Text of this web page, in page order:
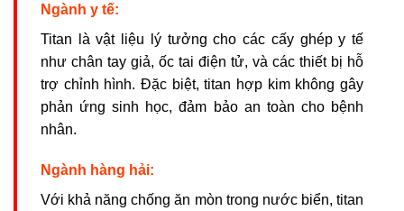
Ngành y tế:
Titan là vật liệu lý tưởng cho các cấy ghép y tế
như chân tay giả, ốc tai điện tử, và các thiết bị hỗ
trợ chỉnh hình. Đặc biệt, titan hợp kim không gây
phản ứng sinh học, đảm bảo an toàn cho bệnh
nhân.
Ngành hàng hải:
Với khả năng chống ăn mòn trong nước biển, titan